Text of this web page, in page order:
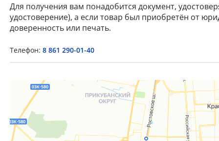
Для получения вам понадобится документ,
удостоверение), а если товар был приобретён от
доверенность или печать.
Телефон: 8 861 290-01-40